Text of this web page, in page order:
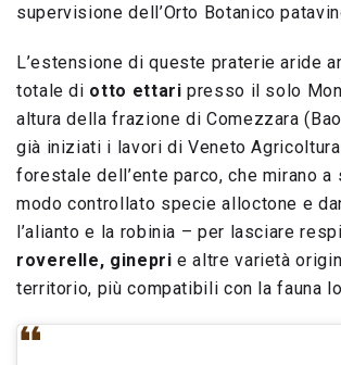
supervisione dell’Orto Botanico
L’estensione di queste praterie aride
totale di otto ettari presso il solo
altura della frazione di Comezzara
già iniziati i lavori di Veneto Agricoltura
forestale dell’ente parco, che mirano a
modo controllato specie alloctone e
l’alianto e la robinia – per lasciare
roverelle, ginepri e altre varietà
territorio, più compatibili con la fauna